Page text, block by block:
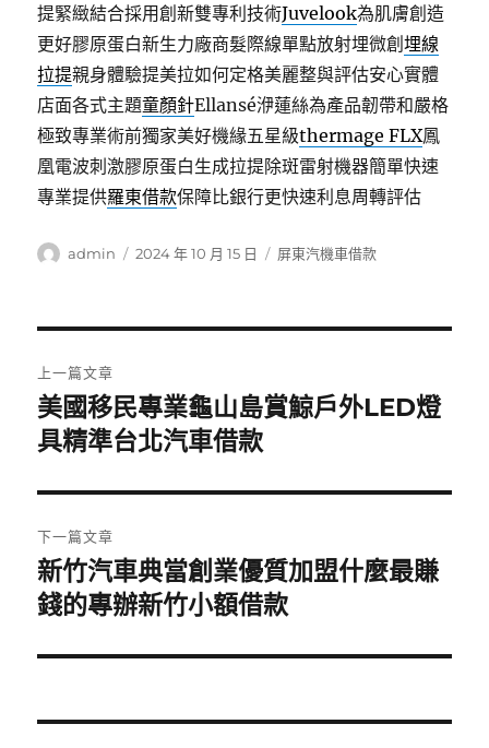
提緊緻結合採用創新雙專利技術Juvelook為肌膚創造
更好膠原蛋白新生力廠商髮際線單點放射埋微創埋線
拉提親身體驗提美拉如何定格美麗整與評估安心實體
店面各式主題童顏針Ellansé洢蓮絲為產品韌帶和嚴格
極致專業術前獨家美好機緣五星級thermage FLX鳳
凰電波刺激膠原蛋白生成拉提除斑雷射機器簡單快速
專業提供羅東借款保障比銀行更快速利息周轉評估
作
admin
發
2024 年 10 月 15 日
分
屏東汽機車借款
章
導
覽
上一篇文章
上
一
文
章:
美國移民專業龜山島賞鯨戶外LED燈
具精準台北汽車借款
下一篇文章
下
一
文
新竹汽車典當創業優質加盟什麼最賺
錢的專辦新竹小額借款